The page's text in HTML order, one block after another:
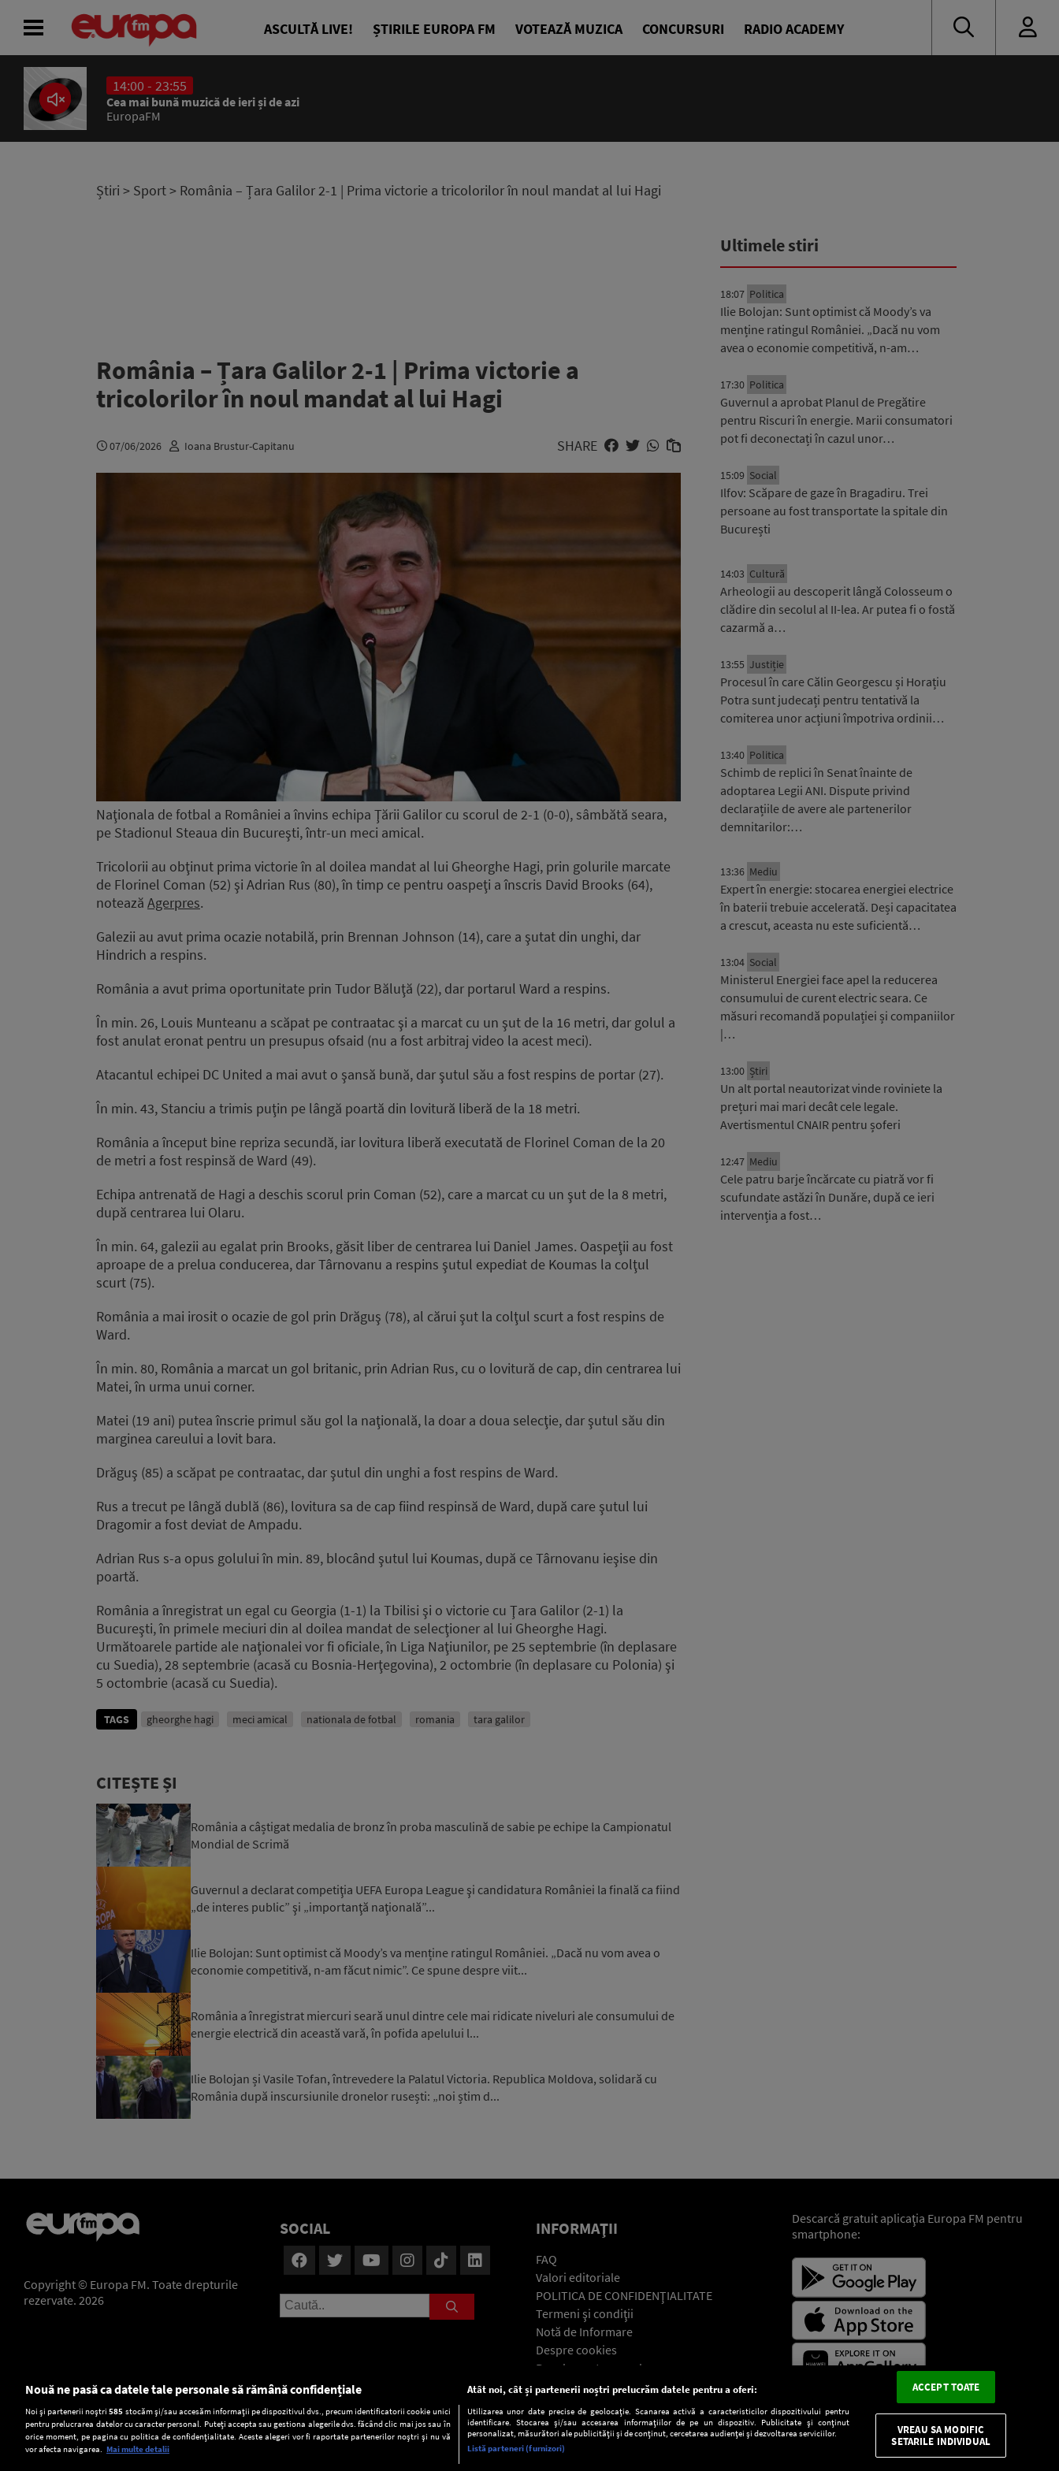
CONFIDENŢIALITATE
ASCULTĂ LIVE! ȘTIRILE EUROPA FM VOTEAZĂ MUZICA CONCURSURI RADIO ACADEMY
14:00 - 23:55
Cea mai bună muzică de ieri și de azi
EuropaFM
Știri > Sport> România – Țara Galilor 2-1 | Prima victorie a tricolorilor în noul mandat al lui Hagi
România – Țara Galilor 2-1 | Prima victorie a
tricolorilor în noul mandat al lui Hagi
07/06/2026 Ioana Brustur-Capitanu SHARE
Naţionala de fotbal a României a învins echipa Ţării Galilor cu scorul de 2-1 (0-0), sâmbătă seara,
pe Stadionul Steaua din Bucureşti, într-un meci amical.
Tricolorii au obţinut prima victorie în al doilea mandat al lui Gheorghe Hagi, prin golurile marcate
de Florinel Coman (52) şi Adrian Rus (80), în timp ce pentru oaspeţi a înscris David Brooks (64),
notează Agerpres.
Galezii au avut prima ocazie notabilă, prin Brennan Johnson (14), care a şutat din unghi, dar
Hindrich a respins.
România a avut prima oportunitate prin Tudor Băluţă (22), dar portarul Ward a respins.
În min. 26, Louis Munteanu a scăpat pe contraatac şi a marcat cu un şut de la 16 metri, dar golul a
fost anulat eronat pentru un presupus ofsaid (nu a fost arbitraj video la acest meci).
Atacantul echipei DC United a mai avut o şansă bună, dar şutul său a fost respins de portar (27).
În min. 43, Stanciu a trimis puţin pe lângă poartă din lovitură liberă de la 18 metri.
România a început bine repriza secundă, iar lovitura liberă executată de Florinel Coman de la 20
de metri a fost respinsă de Ward (49).
Echipa antrenată de Hagi a deschis scorul prin Coman (52), care a marcat cu un şut de la 8 metri,
după centrarea lui Olaru.
În min. 64, galezii au egalat prin Brooks, găsit liber de centrarea lui Daniel James. Oaspeţii au fost
aproape de a prelua conducerea, dar Târnovanu a respins şutul expediat de Koumas la colţul
scurt (75).
România a mai irosit o ocazie de gol prin Drăguş (78), al cărui şut la colţul scurt a fost respins de
Ward.
În min. 80, România a marcat un gol britanic, prin Adrian Rus, cu o lovitură de cap, din centrarea lui
Matei, în urma unui corner.
Matei (19 ani) putea înscrie primul său gol la naţională, la doar a doua selecţie, dar şutul său din
marginea careului a lovit bara.
Drăguş (85) a scăpat pe contraatac, dar şutul din unghi a fost respins de Ward.
Rus a trecut pe lângă dublă (86), lovitura sa de cap fiind respinsă de Ward, după care şutul lui
Dragomir a fost deviat de Ampadu.
Adrian Rus s-a opus golului în min. 89, blocând şutul lui Koumas, după ce Târnovanu ieşise din
poartă.
România a înregistrat un egal cu Georgia (1-1) la Tbilisi şi o victorie cu Ţara Galilor (2-1) la
Bucureşti, în primele meciuri din al doilea mandat de selecţioner al lui Gheorghe Hagi.
Următoarele partide ale naţionalei vor fi oficiale, în Liga Naţiunilor, pe 25 septembrie (în deplasare
cu Suedia), 28 septembrie (acasă cu Bosnia-Herţegovina), 2 octombrie (în deplasare cu Polonia) şi
5 octombrie (acasă cu Suedia).
TAGS gheorghe hagi meci amical nationala de fotbal romania tara galilor
CITEȘTE ȘI
România a câștigat medalia de bronz în proba masculină de sabie pe echipe la Campionatul
Mondial de Scrimă
Guvernul a declarat competiţia UEFA Europa League şi candidatura României la finală ca fiind
„de interes public” şi „importanţă naţională”...
Ilie Bolojan: Sunt optimist că Moody’s va menține ratingul României. „Dacă nu vom avea o
economie competitivă, n-am făcut nimic”. Ce spune despre viit...
România a înregistrat miercuri seară unul dintre cele mai ridicate niveluri ale consumului de
energie electrică din această vară, în pofida apelului l...
Ilie Bolojan și Vasile Tofan, întrevedere la Palatul Victoria. Republica Moldova, solidară cu
România după inscursiunile dronelor rusești: „noi știm d...
Ultimele stiri
18:07 Politica
Ilie Bolojan: Sunt optimist că Moody’s va
menține ratingul României. „Dacă nu vom
avea o economie competitivă, n-am…
17:30 Politica
Guvernul a aprobat Planul de Pregătire
pentru Riscuri în energie. Marii consumatori
pot fi deconectați în cazul unor…
15:09 Social
Ilfov: Scăpare de gaze în Bragadiru. Trei
persoane au fost transportate la spitale din
București
14:03 Cultură
Arheologii au descoperit lângă Colosseum o
clădire din secolul al II-lea. Ar putea fi o fostă
cazarmă a…
13:55 Justiție
Procesul în care Călin Georgescu și Horațiu
Potra sunt judecați pentru tentativă la
comiterea unor acțiuni împotriva ordinii…
13:40 Politica
Schimb de replici în Senat înainte de
adoptarea Legii ANI. Dispute privind
declarațiile de avere ale partenerilor
demnitarilor:…
13:36 Mediu
Expert în energie: stocarea energiei electrice
în baterii trebuie accelerată. Deși capacitatea
a crescut, aceasta nu este suficientă…
13:04 Social
Ministerul Energiei face apel la reducerea
consumului de curent electric seara. Ce
măsuri recomandă populației și companiilor
|…
13:00 Știri
Un alt portal neautorizat vinde roviniete la
prețuri mai mari decât cele legale.
Avertismentul CNAIR pentru șoferi
12:47 Mediu
Cele patru barje încărcate cu piatră vor fi
scufundate astăzi în Dunăre, după ce ieri
intervenția a fost…
Copyright © Europa FM. Toate drepturile
rezervate. 2026
SOCIAL INFORMAŢII
FAQ
Valori editoriale
POLITICA DE CONFIDENŢIALITATE
Termeni şi condiţii
Notă de Informare
Despre cookies
Regulament general
GDPR
Descarcă gratuit aplicaţia Europa FM pentru
smartphone:
ACASĂ
ȘTIRI
Setări:
Dark Mode
Nouă ne pasă ca datele tale personale să rămână confidențiale
Noi și partenerii noștri585 stocăm și/sau accesăm informații pe dispozitivul dvs., precum identificatorii cookie unici
pentru prelucrarea datelor cu caracter personal. Puteți accepta sau gestiona alegerile dvs. făcând clic mai jos sau în
orice moment, pe pagina cu politica de confidențialitate. Aceste alegeri vor fi raportate partenerilor noștri și nu vă
vor afecta navigarea. Mai multe detalii
Atât noi, cât și partenerii noștri prelucrăm datele pentru a oferi:
Utilizarea unor date precise de geolocație. Scanarea activă a caracteristicilor dispozitivului pentru
identificare. Stocarea și/sau accesarea informațiilor de pe un dispozitiv. Publicitate și conținut
personalizat, măsurători ale publicității și de conținut, cercetarea audienței și dezvoltarea serviciilor.
Listă parteneri (furnizori)
ACCEPT TOATE
VREAU SA MODIFIC
SETARILE INDIVIDUAL